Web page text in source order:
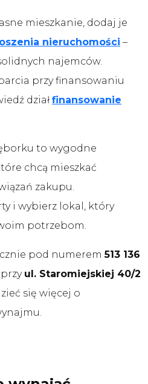
mieszkanie, dodaj je
nieruchomości –
najemców.
przy finansowaniu
dział finansowanie
to wygodne
chcą mieszkać
zakupu.
i wybierz lokal, który
potrzebom.
pod numerem513 136
ul. Staromiejskiej 40/2
się więcej o